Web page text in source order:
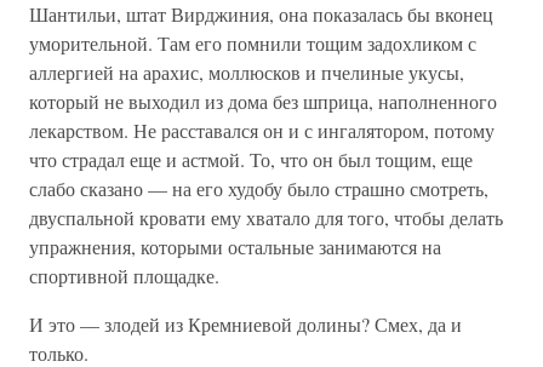
Шантильи, штат Вирджиния, она показалась бы вконец
уморительной. Там его помнили тощим задохликом с
аллергией на арахис, моллюсков и пчелиные укусы,
который не выходил из дома без шприца, наполненного
лекарством. Не расставался он и с ингалятором, потому
что страдал еще и астмой. То, что он был тощим, еще
слабо сказано — на его худобу было страшно смотреть,
двуспальной кровати ему хватало для того, чтобы делать
упражнения, которыми остальные занимаются на
спортивной площадке.
И это — злодей из Кремниевой долины? Смех, да и
только.